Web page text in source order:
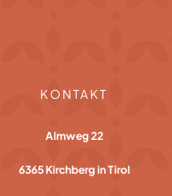
KONTAKT
Almweg 22
6365 Kirchberg in Tirol